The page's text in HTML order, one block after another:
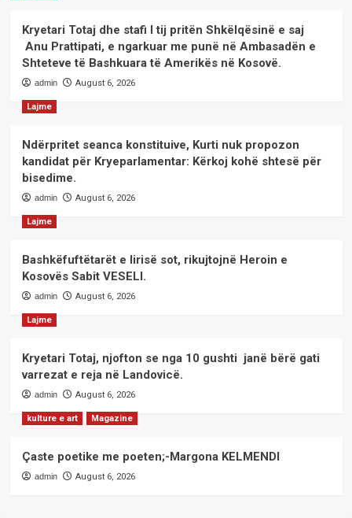
Kryetari Totaj dhe stafi I tij pritën Shkëlqësinë e saj
Anu Prattipati, e ngarkuar me punë në Ambasadën e
Shteteve të Bashkuara të Amerikës në Kosovë.
admin August 6, 2026
Lajme
Ndërpritet seanca konstituive, Kurti nuk propozon
kandidat për Kryeparlamentar: Kërkoj kohë shtesë për
bisedime.
admin August 6, 2026
Lajme
Bashkëfuftëtarët e lirisë sot, rikujtojnë Heroin e
Kosovës Sabit VESELI.
admin August 6, 2026
Lajme
Kryetari Totaj, njofton se nga 10 gushti janë bërë gati
varrezat e reja në Landovicë.
admin August 6, 2026
kulture e art Magazine
Çaste poetike me poeten;-Margona KELMENDI
admin August 6, 2026